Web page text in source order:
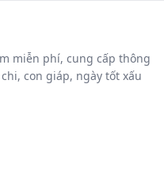
miễn phí, cung cấp thông
con giáp, ngày tốt xấu